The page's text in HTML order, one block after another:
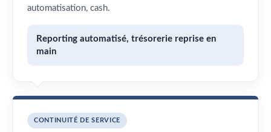
automatisation, cash.
Reporting automatisé, trésorerie reprise en
main
CONTINUITÉ DE SERVICE